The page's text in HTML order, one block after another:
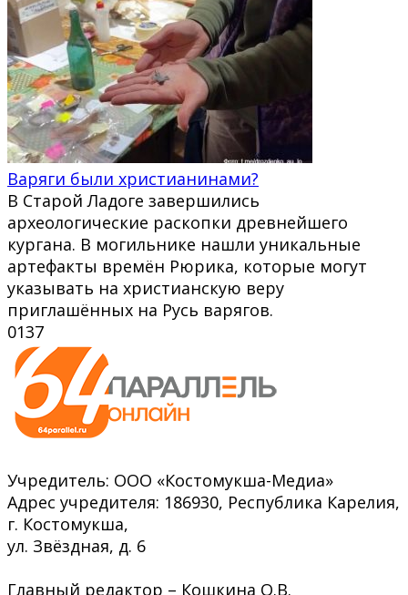
Варяги были христианинами?
В Старой Ладоге завершились
археологические раскопки древнейшего
кургана. В могильнике нашли уникальные
артефакты времён Рюрика, которые могут
указывать на христианскую веру
приглашённых на Русь варягов.
0137
Учредитель: ООО «Костомукша-Медиа»
Адрес учредителя: 186930, Республика Карелия,
г. Костомукша,
ул. Звёздная, д. 6
Главный редактор – Кошкина О.В.